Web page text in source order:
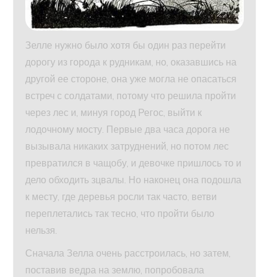
Зелле нужно было хотя бы один раз перейти
дорогу из города к рудникам, но, оказавшись на
другой ее стороне, она уже могла не опасаться
встреч с солдатами, потому что решила пройти
через лес и, минуя город Регос, выйти к
лодочному мосту. Первые два часа дорога не
вызывала никаких затруднений, но потом лес
превратился в чащобу, и девочке пришлось то и
дело обходить зцвалы. Но наконец она подошла
к месту, где деревья росли так часто, ветви
переплетались так тесно, что пройти было
нельзя.
Сначала Зелла очень расстроилась, но затем,
поставив ведра на землю, попробовала